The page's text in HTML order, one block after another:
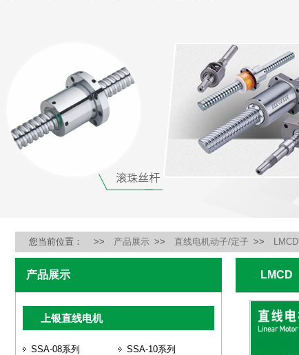
您当前位置： >> 产品展示 >> 直线电机动子/定子 >> LMCD
产品展示
上银直线电机
SSA-08系列 SSA-10系列
LMCD